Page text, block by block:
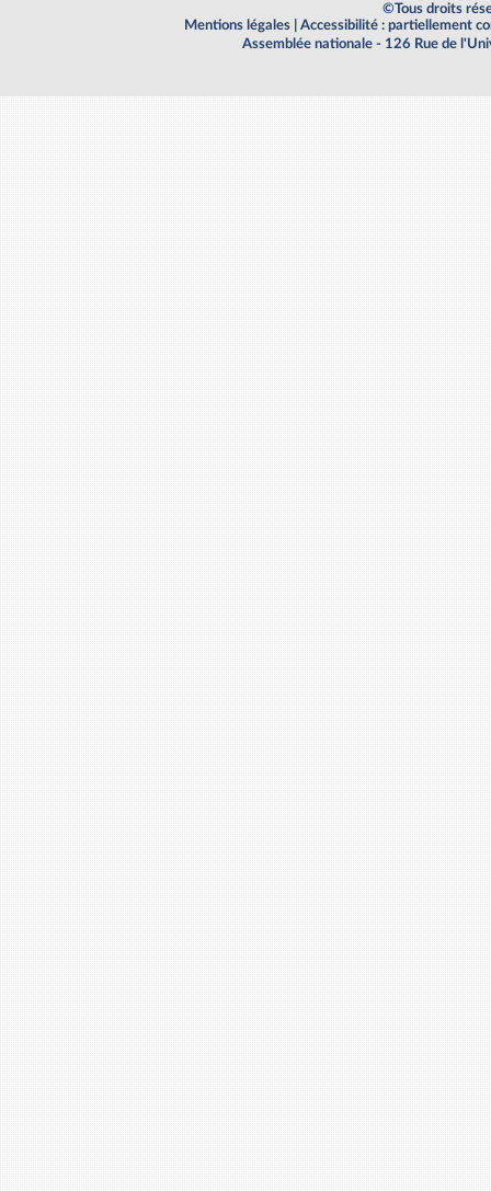
©Tous droits
Mentions légales
Accessibilité : partiellement
Assemblée nationale - 126 Rue de